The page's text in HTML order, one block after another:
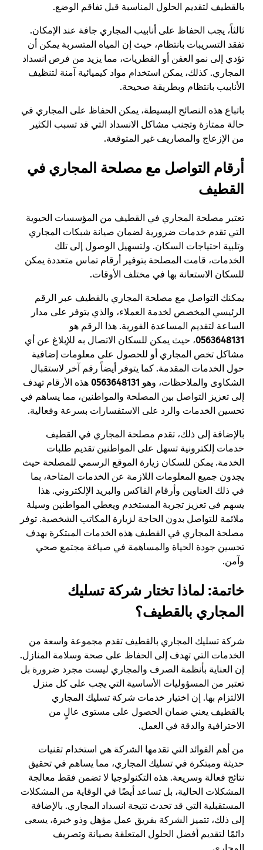
بالقطيف لتقديم الحلول المناسبة قبل تفاقم الوضع.
ثالثاً، يجب الحفاظ على أنابيب المجاري جافة عند الإمكان.
تفقد التسريبات بانتظام، حيث إن المياه المتسربة يمكن أن
تؤدي إلى نمو العفن أو الفطريات، مما يزيد من فرص انسداد
المجاري. كذلك، يمكن استخدام مواد كيميائية آمنة لتنظيف
الأنابيب بانتظام وبطريقة صحيحة.
باتباع هذه النصائح البسيطة، يمكن الحفاظ على المجاري في
حالة ممتازة وتجنب مشاكل الانسداد التي قد تسبب الكثير
من الإزعاج والمصاريف غير المتوقعة.
أرقام التواصل مع مصلحة المجاري في
القطيف
تعتبر مصلحة المجاري في القطيف من المؤسسات الحيوية
التي تقدم خدمات ضرورية لضمان صيانة شبكات المجاري
وتلبية احتياجات السكان. ولتسهيل الوصول إلى تلك
الخدمات، قامت المصلحة بتوفير أرقام تماس متعددة يمكن
للسكان الاستعانة بها في مختلف الأوقات.
يمكنك التواصل مع مصلحة المجاري بالقطيف عبر الرقم
الرئيسي المخصص لخدمة العملاء، والذي يتوفر على مدار
الساعة لتقديم المساعدة الفورية. هذا الرقم هو
0563648131، حيث يمكن للسكان الاتصال به للإبلاغ عن أي
مشاكل تخص المجاري أو للحصول على معلومات إضافية
حول الخدمات المقدمة. كما يتوفر أيضاً رقم آخر لاستقبال
الشكاوى والملاحظات، وهو 0563648131 هذه الأرقام تهدف
إلى تعزيز التواصل بين المصلحة والمواطنين، مما يساهم في
تحسين الخدمات والرد على الاستفسارات بسرعة وفعالية.
بالإضافة إلى ذلك، تقدم مصلحة المجاري في القطيف
خدمات إلكترونية تسهل على المواطنين تقديم طلبات
الخدمة. يمكن للسكان زيارة الموقع الرسمي للمصلحة حيث
يجدون جميع المعلومات اللازمة عن الخدمات المتاحة، بما
في ذلك العناوين وأرقام الفاكس والبريد الإلكتروني. هذا
يسهم في تعزيز تجربة المستخدم ويعطي المواطنين وسيلة
ملائمة للتواصل بدون الحاجة لزيارة المكاتب الشخصية. توفر
مصلحة المجاري في القطيف هذه الخدمات المبتكرة بهدف
تحسين جودة الحياة والمساهمة في صياغة مجتمع صحي
وآمن.
خاتمة: لماذا تختار شركة تسليك
المجاري بالقطيف؟
شركة تسليك المجاري بالقطيف تقدم مجموعة واسعة من
الخدمات التي تهدف إلى الحفاظ على صحة وسلامة المنازل.
إن العناية بأنظمة الصرف والمجاري ليست مجرد ضرورة بل
تعتبر من المسؤوليات الأساسية التي يجب على كل منزل
الالتزام بها. إن اختيار خدمات شركة تسليك المجاري
بالقطيف يعني ضمان الحصول على مستوى عالٍ من
الاحترافية والدقة في العمل.
من أهم الفوائد التي تقدمها الشركة هي استخدام تقنيات
حديثة ومبتكرة في تسليك المجاري، مما يساهم في تحقيق
نتائج فعالة وسريعة. هذه التكنولوجيا لا تضمن فقط معالجة
المشكلات الحالية، بل تساعد أيضًا في الوقاية من المشكلات
المستقبلية التي قد تحدث نتيجة انسداد المجاري. بالإضافة
إلى ذلك، تتميز الشركة بفريق عمل مؤهل وذو خبرة، يسعى
دائمًا لتقديم أفضل الحلول المتعلقة بصيانة وتصريف